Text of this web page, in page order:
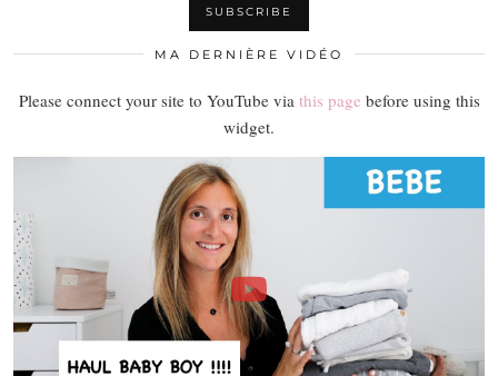
MA DERNIÈRE VIDÉO
Please connect your site to YouTube via this page before using this
widget.